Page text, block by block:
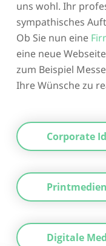
uns wohl. Ihr
sympathisches
Ob Sie nun eine
eine neue
zum Beispiel
Ihre Wünsche zu
Corporate
Printmedien
Digitale